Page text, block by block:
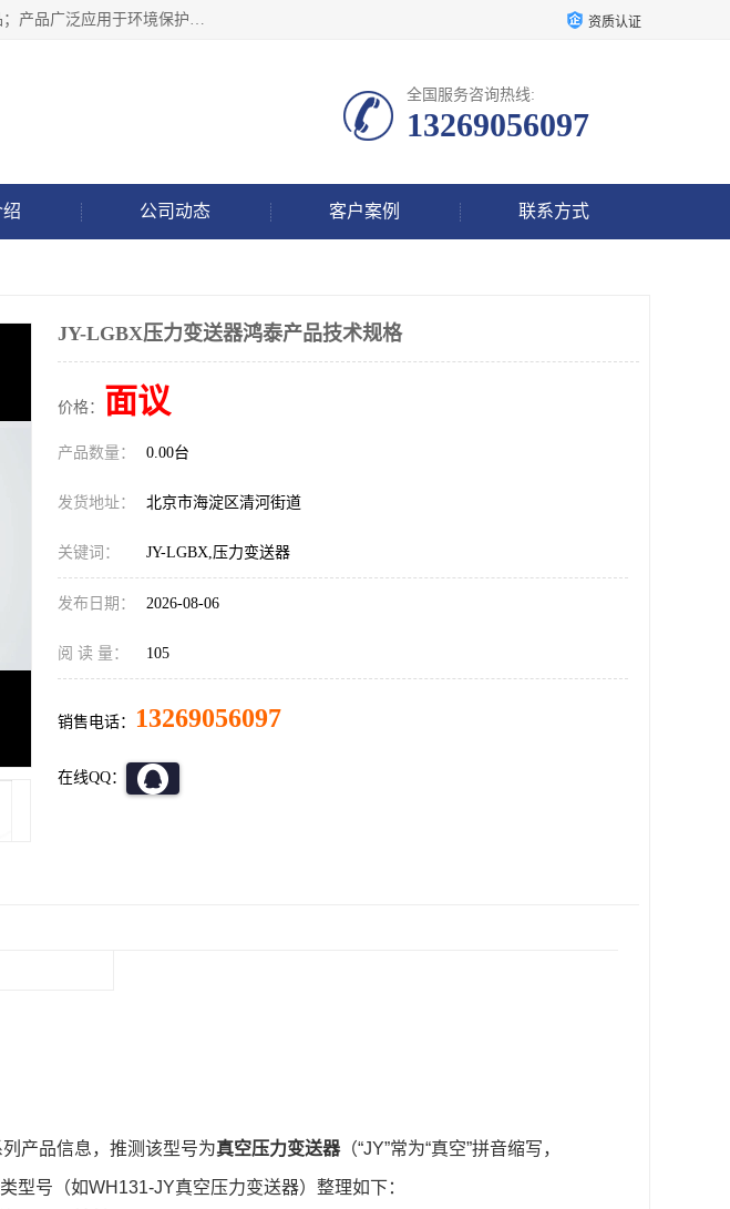
北京鸿泰顺达科技有限公司主要经营电子产品、机械设备、通讯设备、五金、交电等电子机械类产品；产品广泛应用于环境保护、石油化工、电力电子、冶金建筑、煤炭、农业、卫生防疫、教育科研等行业。并成功的与各地环境监测站、污水处理厂、卷烟厂、电厂、高校、科学院所、卫生防疫部门、煤矿、石化厂等用户建立了密切的合作关系。 资质认证
全国服务咨询热线:
13269056097
公司动态 客户案例 联系方式
JY-LGBX压力变送器鸿泰产品技术规格
价格： 面议
产品数量： 0.00台
发货地址： 北京市海淀区清河街道
关键词： JY-LGBX,压力变送器
发布日期： 2026-08-06
阅 读 量： 105
销售电话： 13269056097
在线QQ：
产品信息，推测该型号为真空压力变送器（“JY”常为“真空”拼音缩写，
型号（如WH131-JY真空压力变送器）整理如下：